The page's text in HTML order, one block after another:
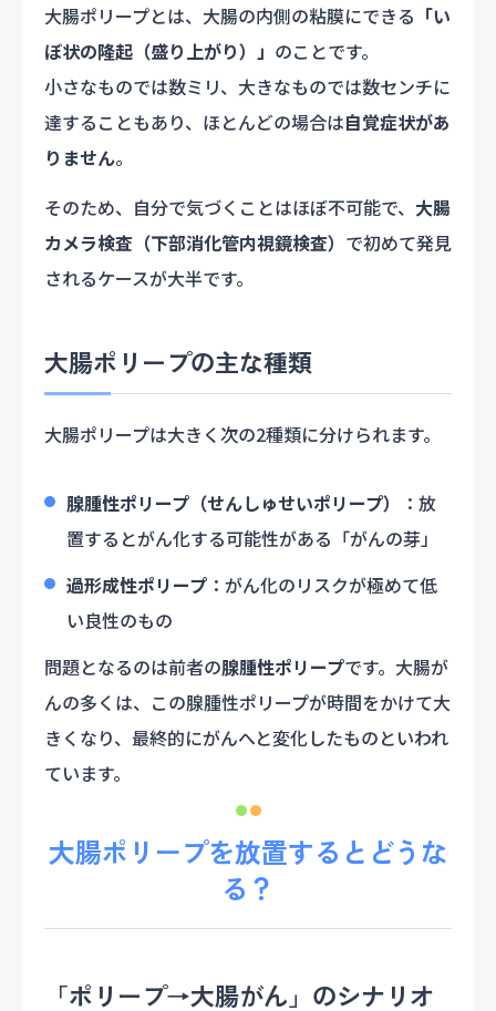
大腸ポリープとは、大腸の内側の粘膜にできる 「い
ぼ状の隆起（盛り上がり）」 のことです。
小さなものでは数ミリ、大きなものでは数センチに
達することもあり、ほとんどの場合は自覚症状があ
りません。
そのため、自分で気づくことはほぼ不可能で、 大腸
カメラ検査（下部消化管内視鏡検査） で初めて発見
されるケースが大半です。
大腸ポリープの主な種類
大腸ポリープは大きく次の2種類に分けられます。
腺腫性ポリープ（せんしゅせいポリープ）
：放
置するとがん化する可能性がある「がんの芽」
過形成性ポリープ ：がん化のリスクが極めて低
い良性のもの
問題となるのは前者の腺腫性ポリープです。大腸が
んの多くは、この腺腫性ポリープが時間をかけて大
きくなり、最終的にがんへと変化したものといわれ
ています。
大腸ポリープを放置するとどうな
る？
「ポリープ→大腸がん」のシナリオ